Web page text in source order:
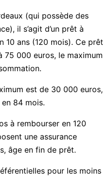
(qui possède des
il s’agit d’un prêt à
10 ans (120 mois). Ce prêt
75 000 euros, le maximum
est de 30 000 euros,
84 mois.
à rembourser en 120
une assurance
âge en fin de prêt.
pour les moins